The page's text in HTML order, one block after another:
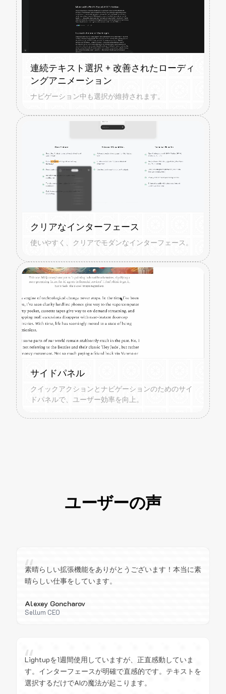
連続テキスト選択 + 改善されたローディ
ングアニメーション
ナビゲーション中も選択が維持されます。
クリアなインターフェース
使いやすく、クリアでモダンなインターフェース。
サイドパネル
クイックアクションとナビゲーションのためのサイ
ドパネルで、ユーザー効率を向上。
ユーザーの声
“
素晴らしい拡張機能をありがとうございます！本当に素
晴らしい仕事をしています。
Alexey Goncharov
Sellum CEO
“
Lightupを1週間使用していますが、正直感動していま
す。インターフェースが明確で直感的です。テキストを
選択するだけでAIの魔法が起こります。